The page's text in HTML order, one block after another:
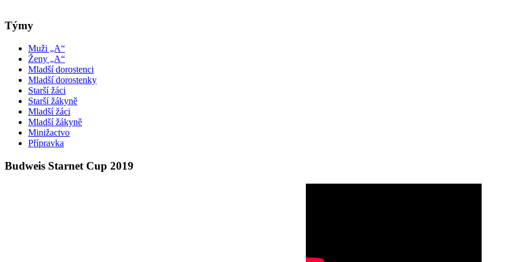
Týmy
Muži „A“
Ženy „A“
Mladší dorostenci
Mladší dorostenky
Starší žáci
Starší žákyně
Mladší žáci
Mladší žákyně
Minižactvo
Přípravka
Budweis Starnet Cup 2019